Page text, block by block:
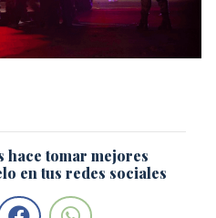
hace tomar mejores
en tus redes sociales